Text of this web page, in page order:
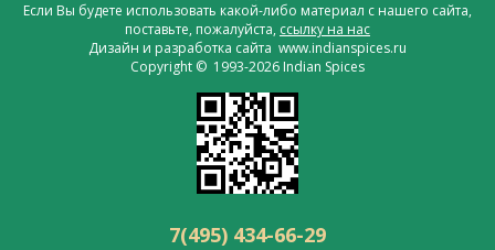
Если Вы будете использовать какой-либо материал с нашего сайта,
поставьте, пожалуйста, ссылку на нас
Дизайн и разработка сайта www.indianspices.ru
Copyright © 1993-2026 Indian Spices
7(495) 434-66-29